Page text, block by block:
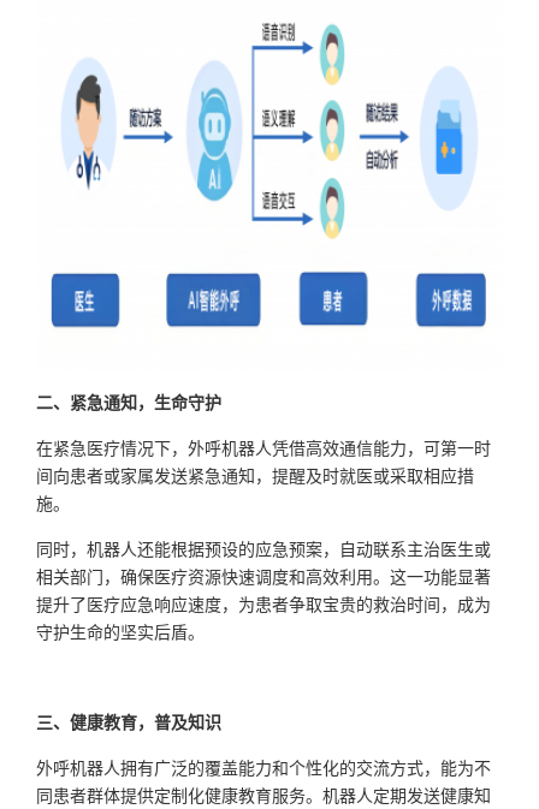
二、紧急通知，生命守护
在紧急医疗情况下，外呼机器人凭借高效通信能力，可第一时
间向患者或家属发送紧急通知，提醒及时就医或采取相应措
施。
同时，机器人还能根据预设的应急预案，自动联系主治医生或
相关部门，确保医疗资源快速调度和高效利用。这一功能显著
提升了医疗应急响应速度，为患者争取宝贵的救治时间， 成为
守护生命的坚实后盾。
三、健康教育，普及知识
外呼机器人拥有广泛的覆盖能力和个性化的交流方式，能为不
同患者群体提供定制化健康教育服务。机器人定期发送健康知